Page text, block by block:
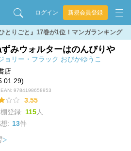
ログイン 新規会員登録
とりごと』17巻が1位！マンガランキング
みウォルターはのんびりや
ョリー・フラック おびかゆうこ
店
9784198658953
3.55
登録: 115人
: 13件